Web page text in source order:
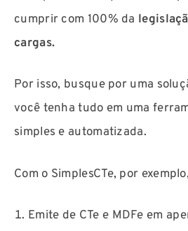
cumprir com 100% da
cargas.
Por isso, busque por uma
você tenha tudo em uma
simples e automatizada.
Com o SimplesCTe, por
Emite de CTe e MDFe em